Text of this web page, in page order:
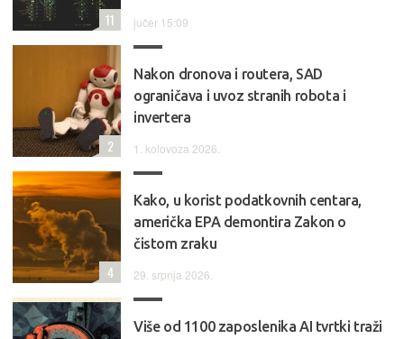
jučer 15:09
11
Nakon dronova i routera, SAD
ograničava i uvoz stranih robota i
invertera
1. kolovoza 2026.
2
Kako, u korist podatkovnih centara,
američka EPA demontira Zakon o
čistom zraku
29. srpnja 2026.
4
Više od 1100 zaposlenika AI tvrtki traži